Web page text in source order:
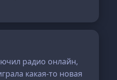
радио онлайн,
какая-то новая